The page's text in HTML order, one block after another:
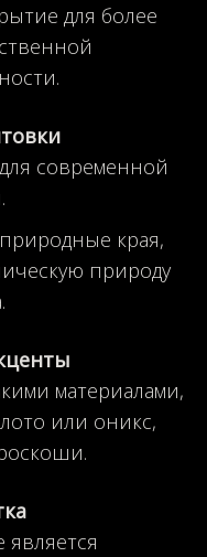
для более
современной
края,
природу
материалами,
или оникс,
является